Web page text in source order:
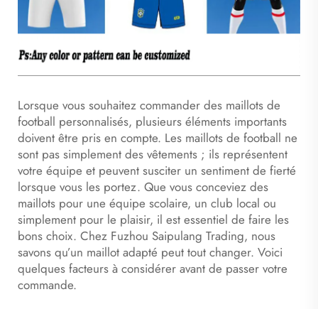
Lorsque vous souhaitez commander des maillots de
football personnalisés, plusieurs éléments importants
doivent être pris en compte. Les maillots de football ne
sont pas simplement des vêtements ; ils représentent
votre équipe et peuvent susciter un sentiment de fierté
lorsque vous les portez. Que vous conceviez des
maillots pour une équipe scolaire, un club local ou
simplement pour le plaisir, il est essentiel de faire les
bons choix. Chez Fuzhou Saipulang Trading, nous
savons qu’un maillot adapté peut tout changer. Voici
quelques facteurs à considérer avant de passer votre
commande.